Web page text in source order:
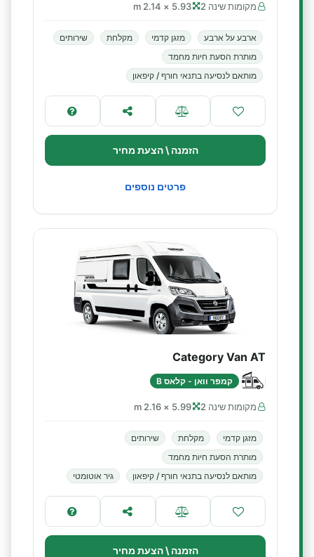
מקומות שינה 2 5.93 × 2.14 m
ארבע על ארבע מזגן קדמי מקלחת
שירותים
מותרת הסעת חיות מחמד
מותאם לנסיעה בתנאי חורף / קיפאון
הזמנה \ הצעת מחיר
פרטים נוספים
Category Van AT
קמפר וואן - קלאס B
מקומות שינה 2 5.99 × 2.16 m
מזגן קדמי מקלחת
שירותים
מותרת הסעת חיות מחמד
מותאם לנסיעה בתנאי חורף / קיפאון
גיר אוטומטי
הזמנה \ הצעת מחיר